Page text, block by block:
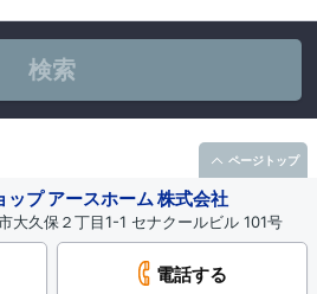
検索
プ アースホーム 株式会社
大久保２丁目1-1 セナクールビル 101号
電話する
ページトップ